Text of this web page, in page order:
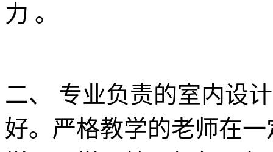
力 。
二、 专业负责的室内设
好。严格教学的老师在